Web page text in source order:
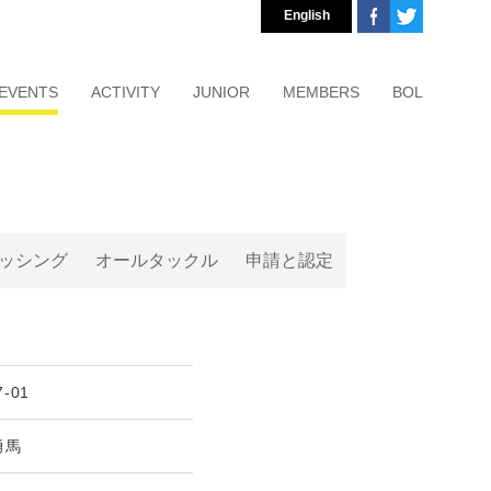
EVENTS ACTIVITY JUNIOR MEMBERS BOL
English
シング オールタックル 申請と認定
01